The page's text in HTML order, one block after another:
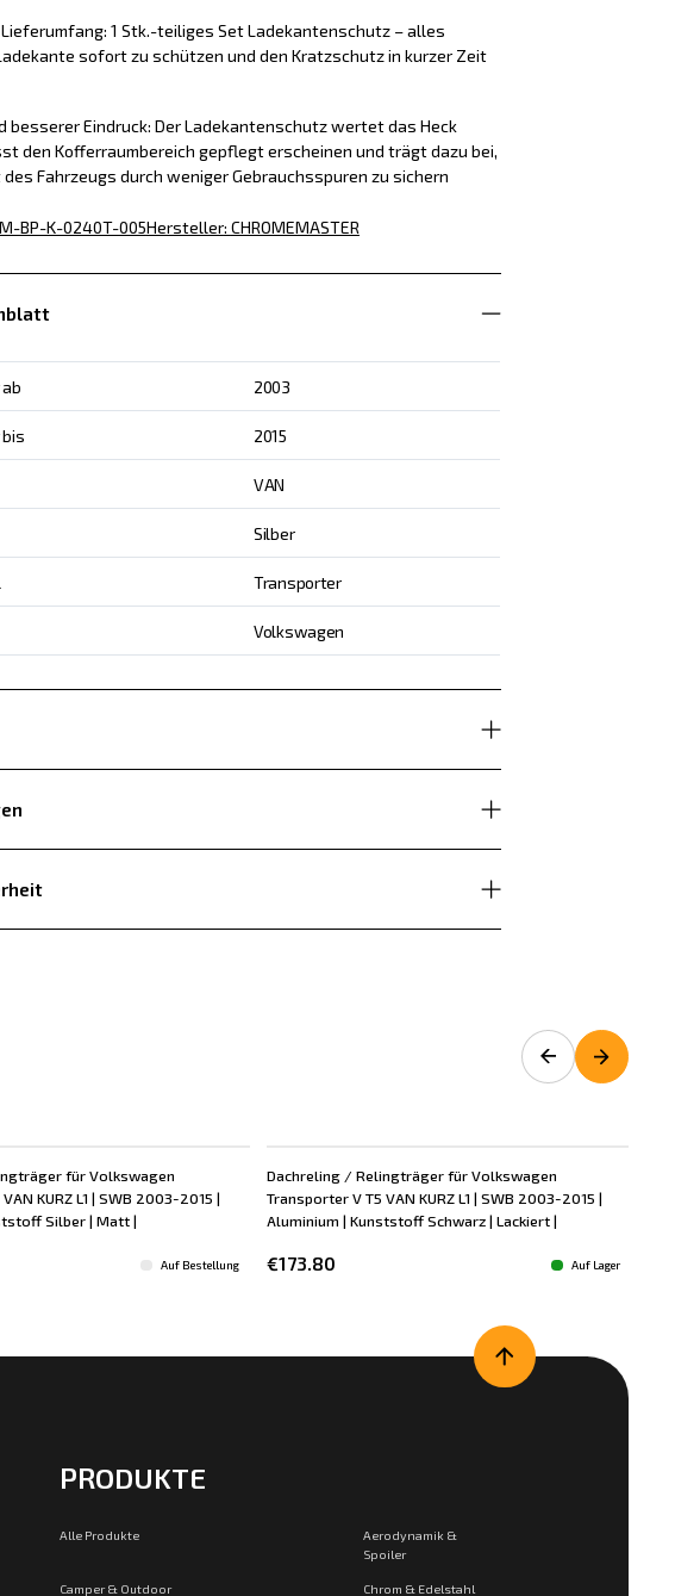
Lieferumfang: 1 Stk.-teiliges Set Ladekantenschutz – alles
sofort zu schützen und den Kratzschutz in kurzer Zeit
besserer Eindruck: Der Ladekantenschutz wertet das Heck
den Kofferraumbereich gepflegt erscheinen und trägt dazu bei,
Fahrzeugs durch weniger Gebrauchsspuren zu sichern
BP-K-0240T-005Hersteller: CHROMEMASTER
2003
2015
VAN
Silber
Transporter
Volkswagen
für Volkswagen
KURZ L1 | SWB 2003-2015 |
Silber | Matt |
Auf Bestellung
Dachreling / Relingträger für Volkswagen
Transporter V T5 VAN KURZ L1 | SWB 2003-2015 |
Aluminium | Kunststoff Schwarz | Lackiert |
€173.80 Auf Lager
PRODUKTE
Alle Produkte
Aerodynamik &
Spoiler
Camper & Outdoor Chrom & Edelstahl